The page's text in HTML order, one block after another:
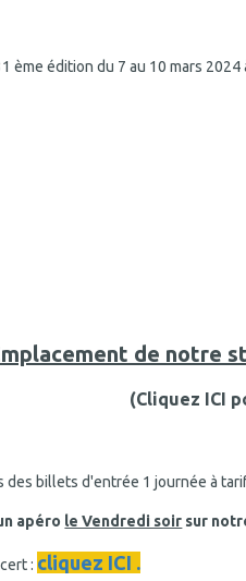
ème édition du 7 au 10 mars 2024
de notre
(Cliquez ICI
des billets d'entrée 1 journée à
apéro le Vendredi soir sur
: cliquez ICI .